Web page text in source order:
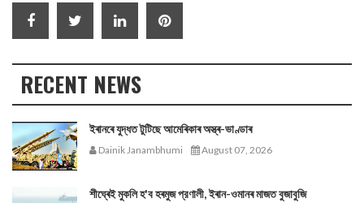
RECENT NEWS
ইৰানৰে যুদ্ধত টুটিছে আমেৰিকাৰ অস্ত্ৰ-ভাণ্ডাৰ
Dainik Janambhumi August 07, 2026
শীঘ্ৰেই মুকলি হ'ব হৰমুজ প্রণালী, ইৰান-ওমানৰ মাজত বুজাবুজি